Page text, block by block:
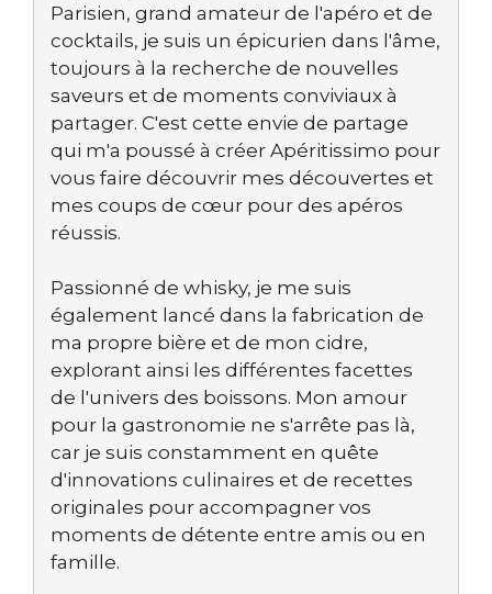
Parisien, grand amateur de l'apéro et de
cocktails, je suis un épicurien dans l'âme,
toujours à la recherche de nouvelles
saveurs et de moments conviviaux à
partager. C'est cette envie de partage
qui m'a poussé à créer Apéritissimo pour
vous faire découvrir mes découvertes et
mes coups de cœur pour des apéros
réussis.
Passionné de whisky, je me suis
également lancé dans la fabrication de
ma propre bière et de mon cidre,
explorant ainsi les différentes facettes
de l'univers des boissons. Mon amour
pour la gastronomie ne s'arrête pas là,
car je suis constamment en quête
d'innovations culinaires et de recettes
originales pour accompagner vos
moments de détente entre amis ou en
famille.